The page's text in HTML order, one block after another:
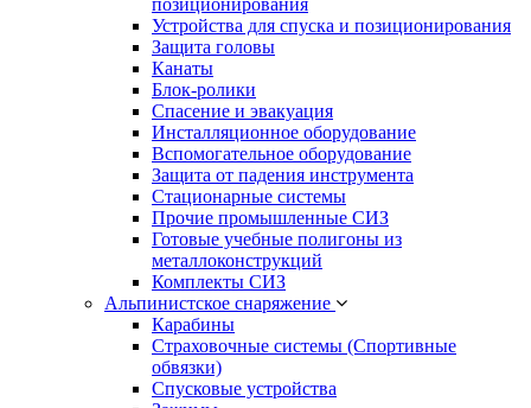
Устройства для спуска и позиционирования
Защита головы
Канаты
Блок-ролики
Спасение и эвакуация
Инсталляционное оборудование
Вспомогательное оборудование
Защита от падения инструмента
Стационарные системы
Прочие промышленные СИЗ
Готовые учебные полигоны из
металлоконструкций
Комплекты СИЗ
Альпинистское снаряжение
Карабины
Страховочные системы (Спортивные
обвязки)
Спусковые устройства